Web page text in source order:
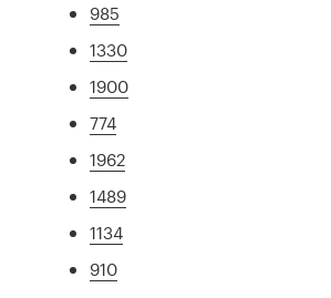
985
1330
1900
774
1962
1489
1134
910